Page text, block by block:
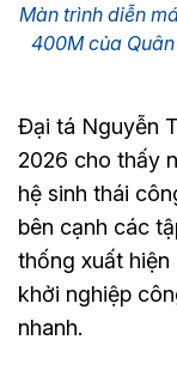
Màn trình diễn
400M của
Đại tá Nguyễn
2026 cho thấy
hệ sinh thái
bên cạnh các
thống xuất hiện
khởi nghiệp
nhanh.